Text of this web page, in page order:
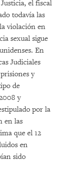
el fiscal
todavía las
violación en
sexual sigue
En
Judiciales
y
de
y
por la
en las
que el 12
en
sido